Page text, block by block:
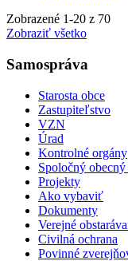
Zobrazené 1-20 z 70
Zobraziť všetko
Samospráva
Starosta obce
Zastupiteľstvo
VZN
Úrad
Kontrolné orgány
Spoločný obecný
Projekty
Ako vybaviť
Dokumenty
Verejné
Civilná ochrana
Povinné